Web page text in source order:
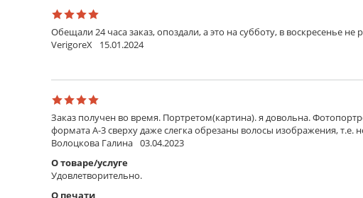
Обещали 24 часа заказ, опоздали, а это на субботу, в воскресенье
VerigoreX
15.01.2024
Заказ получен во время. Портретом(картина). я довольна.
формата А-3 сверху даже слегка обрезаны волосы изображения,
Волоцкова Галина 03.04.2023
О товаре/услуге
Удовлетворительно.
О печати